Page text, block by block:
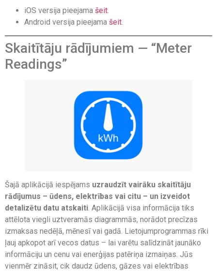
iOS versija pieejama šeit.
Android versija pieejama šeit.
Skaitītāju rādījumiem — “Meter
Readings”
Šajā aplikācijā iespējams uzraudzīt vairāku skaitītāju
rādījumus – ūdens, elektrības vai citu – un izveidot
detalizētu datu atskaiti. Aplikācijā visa informācija tiks
attēlota viegli uztveramās diagrammās, norādot precīzas
izmaksas nedēļā, mēnesī vai gadā. Lietojumprogrammas rīki
ļauj apkopot arī vecos datus – lai varētu salīdzināt jaunāko
informāciju un cenu vai enerģijas patēriņa izmaiņas. Jūs
vienmēr zināsit, cik daudz ūdens, gāzes vai elektrības